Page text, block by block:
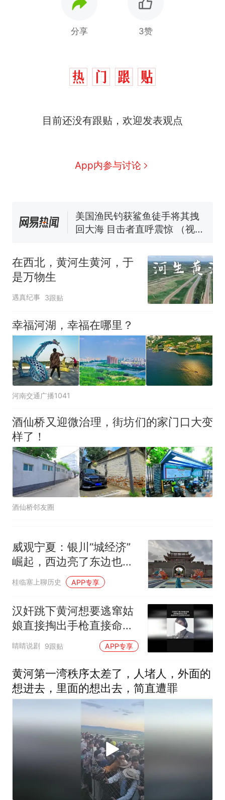
分享 3赞
目前还没有跟贴，欢迎发表观点
App内参与讨论
么？
人生
费大厨“全国小炒肉大王”称
号，仅凭视频评出？中国烹饪
140多朵
美国渔民钓获鲨鱼徒手将其拽
回大海 目击者直呼震惊 （视频
官方通报
热 制裁瓜子饺子，美国怕什
在西北，黄河生黄河，于
是万物生
遇真纪事 3跟贴
幸福河湖，幸福在哪里？
河南交通广播1041
酒仙桥又迎微治理，街坊们的家门口大变
样了！
酒仙桥邻友圈
威观宁夏：银川“城经济”
崛起，西边亮了东边也该
点起来了吧？
桂临塞上聊历史 APP专享
汉奸跳下黄河想要逃窜姑
娘直接掏出手枪直接命中
已经游走的汉奸
睛睛说剧 9跟贴 APP专享
黄河第一湾秩序太差了，人堵人，外面的
想进去，里面的想出去，简直遭罪